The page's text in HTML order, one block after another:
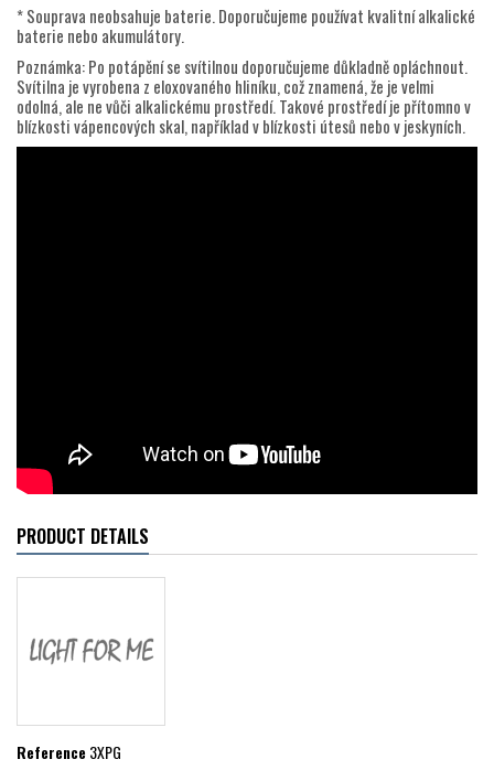
* Souprava neobsahuje baterie. Doporučujeme používat kvalitní alkalické
baterie nebo akumulátory.
Poznámka: Po potápění se svítilnou doporučujeme důkladně opláchnout.
Svítilna je vyrobena z eloxovaného hliníku, což znamená, že je velmi
odolná, ale ne vůči alkalickému prostředí. Takové prostředí je přítomno v
blízkosti vápencových skal, například v blízkosti útesů nebo v jeskyních.
PRODUCT DETAILS
Reference3XPG